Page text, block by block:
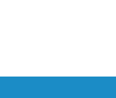
submenú de